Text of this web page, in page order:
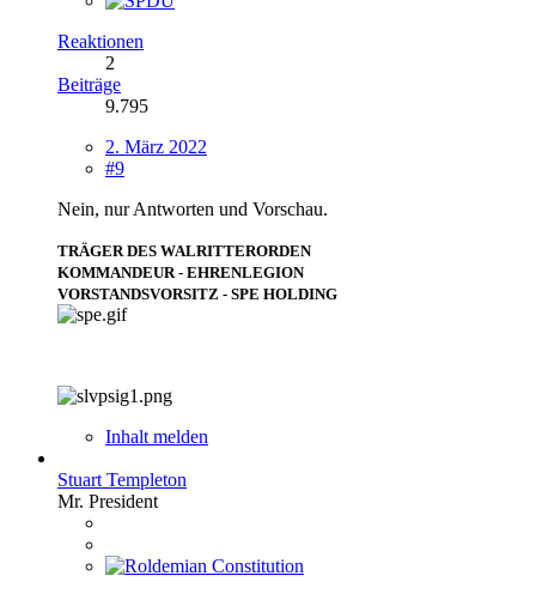
Reaktionen
2
Beiträge
9.795
2. März 2022
#9
Nein, nur Antworten und Vorschau.
TRÄGER DES WALRITTERORDEN
KOMMANDEUR - EHRENLEGION
VORSTANDSVORSITZ - SPE HOLDING
Inhalt melden
Stuart Templeton
Mr. President